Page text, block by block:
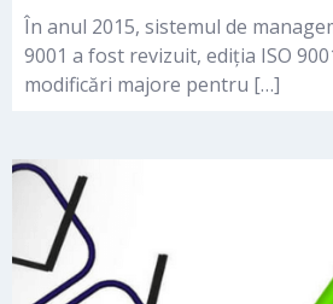
În anul 2015, sistemul de
9001 a fost revizuit, ediția ISO
modificări majore pentru […]